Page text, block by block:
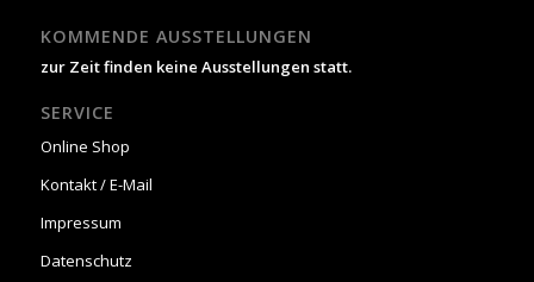
KOMMENDE AUSSTELLUNGEN
zur Zeit finden keine Ausstellungen statt.
SERVICE
Online Shop
Kontakt / E-Mail
Impressum
Datenschutz